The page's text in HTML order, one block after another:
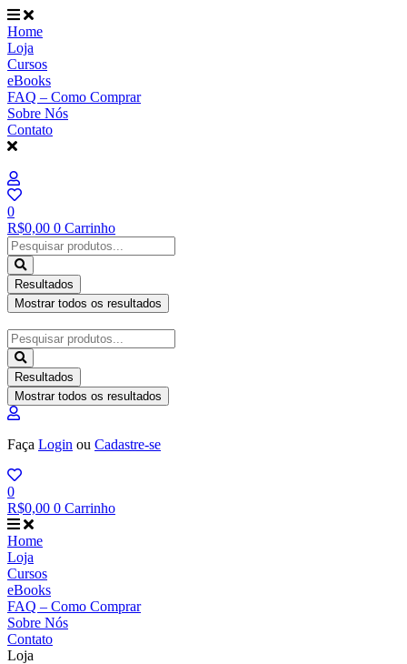
Ir
para
o
conteúdo
Home
Loja
Cursos
eBooks
FAQ – Como Comprar
Sobre Nós
Contato
0
R$0,00 0 Carrinho
Pesquisar
...
Resultados
Mostrar todos os resultados
Pesquisar
...
Resultados
Mostrar todos os resultados
Faça Login ou Cadastre-se
0
R$0,00 0 Carrinho
Home
Loja
Cursos
eBooks
FAQ – Como Comprar
Sobre Nós
Contato
Loja